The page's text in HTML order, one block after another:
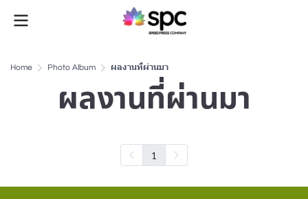
Home Photo Album ผลงานที่ผ่านมา
ผลงานที่ผ่านมา
1